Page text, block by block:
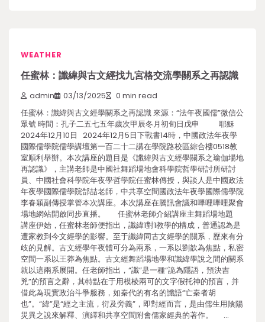
WEATHER
任蜜林：讖緯與古文經找九宮格交流學關系之再認識
admin 03/13/2025 0 min read
任蜜林：讖緯與古文經學關系之再認識 來源：“法年夜國儒”微信公
眾號 時間：孔子二五七五年歲次甲辰冬月初旬日戊申 耶穌
2024年12月10日 2024年12月5日下戰書14時，中國政法年夜學
國際儒學院儒學講壇第一百二十二講在學院路校區綜合樓0518教
室順利舉辦。本次講座的題目是《讖緯與古文經學關系之瑜伽場地
再認識》，主講老師是中國社舞蹈場地會科學院哲學研討所研討
員、中國社會科學院年夜學哲學院任蜜林傳授，與談人是中國政法
年夜學國際儒學院郜喆老師，中共享空間國政法年夜學國際儒學院
李春穎副傳授掌管本次講座。本次講座在騰訊會議和嗶哩嗶哩聚會
場地網站開啟同步直播。 任蜜林老師介紹講座主舞蹈場地題
講座伊始，任蜜林老師便指出，讖緯1對1教學的構成，普通認為是
遭家教到今文經學的影響。至于讖緯同古文經學的關系，歷來有分
歧的見解。古文經學年夜體可分為兩系，一系以劉歆為焦點，私密
空間一系以王莽為焦點。古文經舞蹈場地學和讖緯學說之間的關系
就以這兩系展開。任老師指出，“讖”是一種“詭為隱語，預決吉
兇”的預言之辭，其特點在于用模棱兩可的文字假托神的預言，并
借此為現實政治斗爭服務，如秦代的有名的讖語“亡秦者胡
也”。“緯”是“經之主流，衍及旁義”，即對經而言，是由儒生用陰陽
災異之說來解釋、演繹和共享空間附會儒家經典的著作。 …